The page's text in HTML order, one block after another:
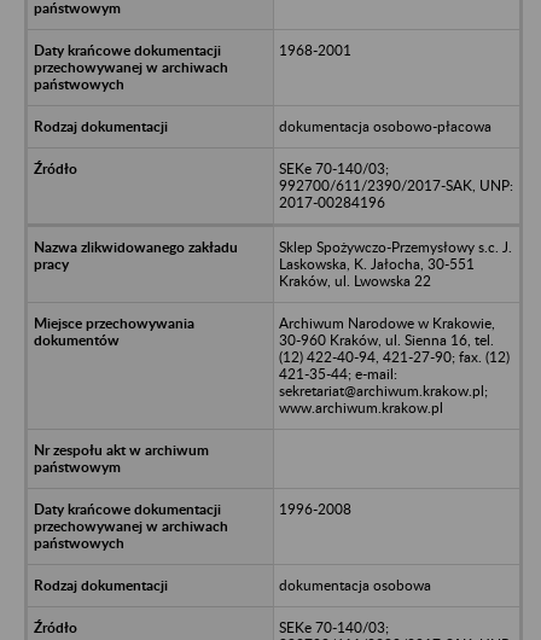
1968-2001
dokumentacja osobowo-płacowa
SEKe 70-140/03;
992700/611/2390/2017-SAK, UNP:
2017-00284196
Sklep Spożywczo-Przemysłowy s.c. J.
Laskowska, K. Jałocha, 30-551
Kraków, ul. Lwowska 22
Archiwum Narodowe w Krakowie,
30-960 Kraków, ul. Sienna 16, tel.
(12) 422-40-94, 421-27-90; fax. (12)
421-35-44; e-mail:
sekretariat@archiwum.krakow.pl;
www.archiwum.krakow.pl
1996-2008
dokumentacja osobowa
SEKe 70-140/03;